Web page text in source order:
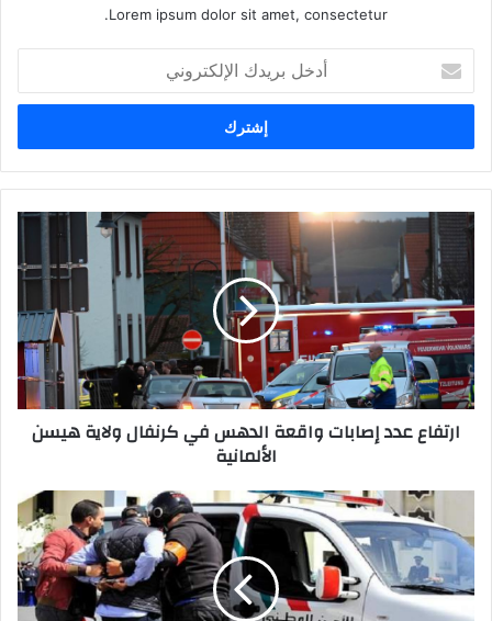
Lorem ipsum dolor sit amet, consectetur.
بريدك
الإلكتروني
ارتفاع عدد إصابات واقعة الدهس في كرنفال ولاية هيسن
الألمانية